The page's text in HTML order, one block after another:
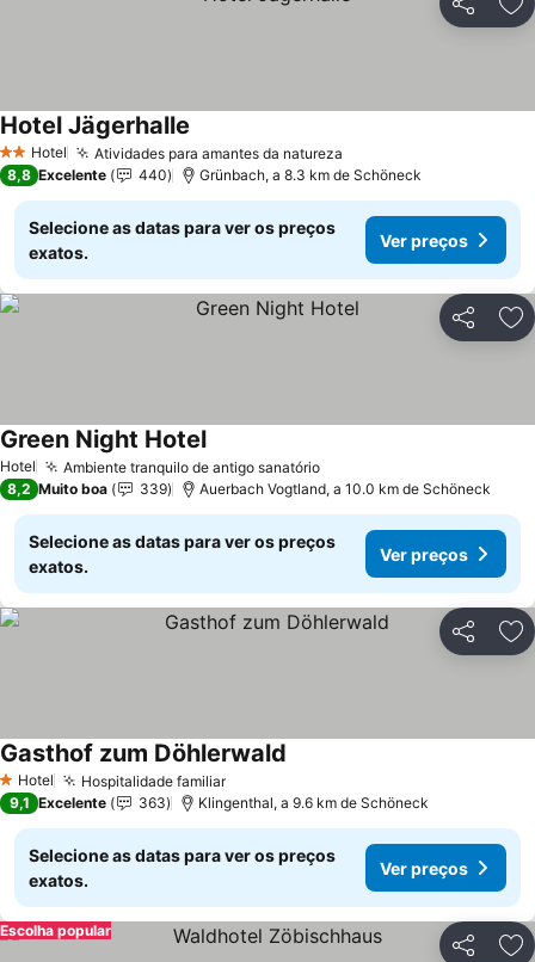
Partilhar
2 Estrelas
Hotel Atividades para amantes da natureza
Hotel Jägerhalle
8,8 Excelente 440 Grünbach, a 8.3 km de Schöneck
Selecione as datas para ver os preços
exatos.
Ver preços
Partilhar
Hotel Ambiente tranquilo de antigo sanatórioVer preços
Green Night HotelVer preços
8,2 Muito boa 339 Auerbach Vogtland, a 10.0 km de Schöneck
Selecione as datas para ver os preços
exatos.
Ver preços
Partilhar
1 Estrelas
Hotel Hospitalidade familiarVer preços
Gasthof zum Döhlerwald
9,1 Excelente 363 Klingenthal, a 9.6 km de Schöneck
Selecione as datas para ver os preços
exatos.
Ver preços
Partilhar
Escolha popular